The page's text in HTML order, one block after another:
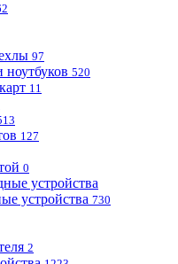
97
520
11
127
0
устройства
устройства 730
2